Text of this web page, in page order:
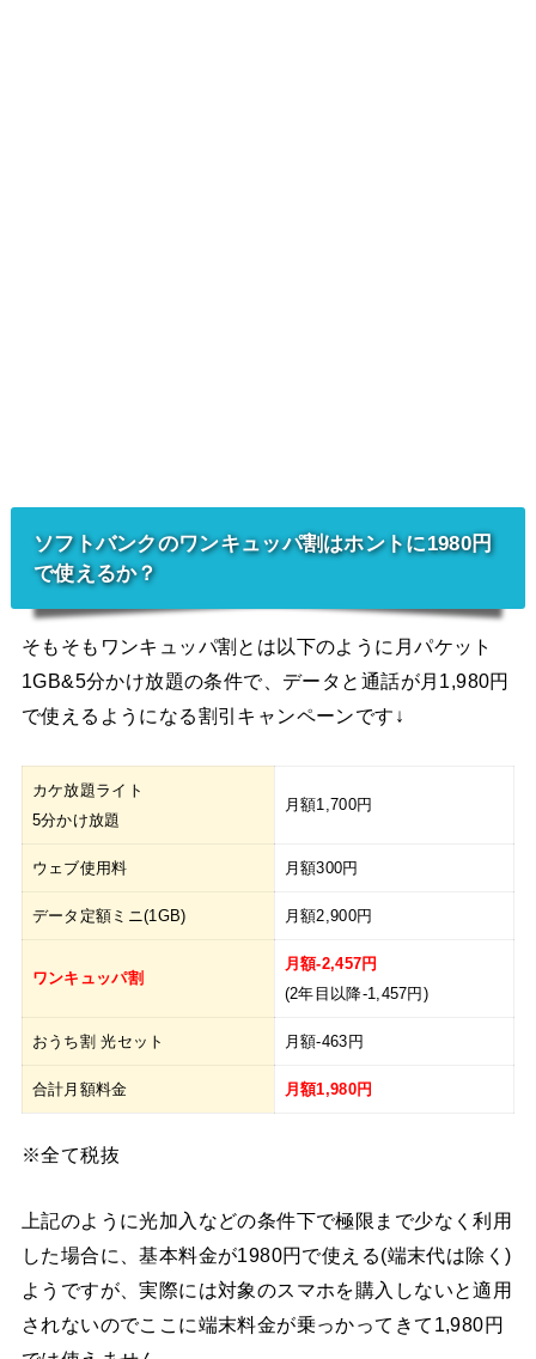
ソフトバンクのワンキュッパ割はホントに1980円
で使えるか？
そもそもワンキュッパ割とは以下のように月パケット
1GB&5分かけ放題の条件で、データと通話が月1,980円
で使えるようになる割引キャンペーンです↓
カケ放題ライト
5分かけ放題
月額1,700円
ウェブ使用料 月額300円
データ定額ミニ(1GB) 月額2,900円
ワンキュッパ割
月額-2,457円
(2年目以降-1,457円)
おうち割 光セット 月額-463円
合計月額料金 月額1,980円
※全て税抜
上記のように光加入などの条件下で極限まで少なく利用
した場合に、基本料金が1980円で使える(端末代は除く)
ようですが、実際には対象のスマホを購入しないと適用
されないのでここに端末料金が乗っかってきて1,980円